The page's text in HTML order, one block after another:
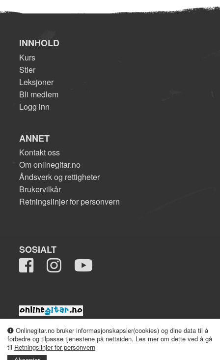
Onlinegitar.no bruker informasjonskapsler(cookies) og dine data til å
forbedre og tilpasse tjenestene på nettsiden. Les mer om dette ved å gå
til Retningslinjer for personvern
INNHOLD
Kurs
Stier
Leksjoner
Bli medlem
Logg inn
ANNET
Kontakt oss
Om onlinegitar.no
Åndsverk og rettigheter
Brukervilkår
Retningslinjer for personvern
SOSIALT
2008-2026 onlinegitar.no